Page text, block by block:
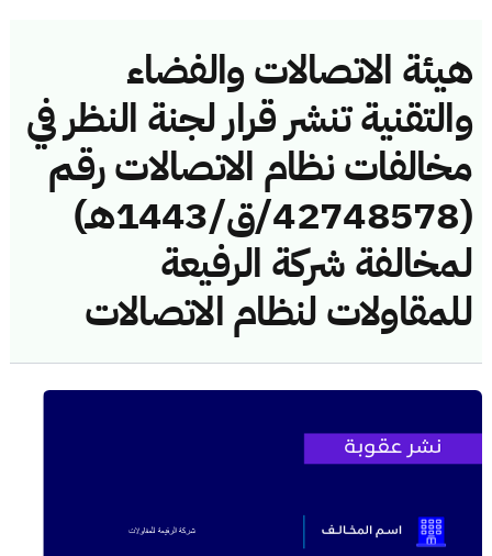
هيئة الاتصالات والفضاء
والتقنية تنشر قرار لجنة النظر في
مخالفات نظام الاتصالات رقم
(42748578/ق/1443هـ)
لمخالفة شركة الرفيعة
للمقاولات لنظام الاتصالات